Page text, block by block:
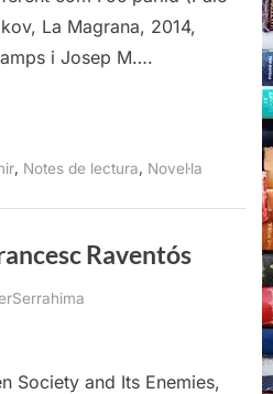
La Magrana, 2014,
i Josep M….
Notes de lectura Novel·la
Raventós
Society and Its Enemies,